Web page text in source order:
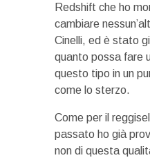
Redshift che ho
cambiare
Cinelli, ed è stato
quanto possa fare
questo tipo in un
come lo sterzo.
Come per il
passato ho già
non di questa